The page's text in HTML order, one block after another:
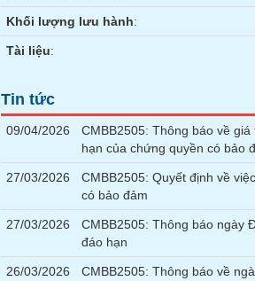
Khối lượng lưu hành:
Tài liệu:
Tin tức
09/04/2026
CMBB2505: Thông báo về
hạn của chứng quyền có bảo
27/03/2026
CMBB2505: Quyết định về
có bảo đảm
27/03/2026
CMBB2505: Thông báo ngày
đáo hạn
26/03/2026
CMBB2505: Thông báo về